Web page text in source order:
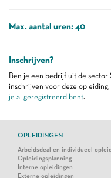
Max. aantal uren: 40
Inschrijven?
Ben je een bedrijf uit de
inschrijven voor deze opleiding,
je al geregistreerd bent.
OPLEIDINGEN
Arbeidsdeal en individueel
Opleidingsplanning
Interne opleidingen
Externe opleidingen